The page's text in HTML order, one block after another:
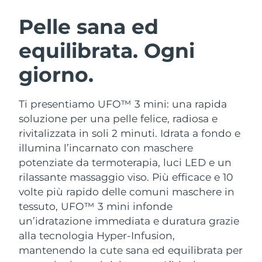
Pelle sana ed
equilibrata. Ogni
giorno.
Ti presentiamo UFO™ 3 mini: una rapida
soluzione per una pelle felice, radiosa e
rivitalizzata in soli 2 minuti. Idrata a fondo e
illumina l’incarnato con maschere
potenziate da termoterapia, luci LED e un
rilassante massaggio viso. Più efficace e 10
volte più rapido delle comuni maschere in
tessuto, UFO™ 3 mini infonde
un’idratazione immediata e duratura grazie
alla tecnologia Hyper-Infusion,
mantenendo la cute sana ed equilibrata per
Detersione viso
Anti-aging massage
LUNA™ 4 Plus
Massage, LED heating
LUNA™ 4 Men
For men, anti-aging massage
Microcurrent toning
BEAR™ 2 go
Microcurrent toning on-the-go
BEAR™ 2 eyes & lips
Microcurrent line smoothing device
Idratazione
UFO™ 3 pacchetto
Deep facial hydration
UFO™ 3 LED
Near-infrared and red light therapy
device
Igiene orale
issa™ 4
Hybrid silicone sonic toothbrush
issa™ 4 plus
Smart hybrid silicone sonic toothbrush
TRATTAMENTI ANTI-AGE FAQ™
Anti-age Trattamenti LED
NEW
Austria Consegna stimata
Bahrein Consegna stimata
Belgio
Bermuda Consegna stimata8/15/26
Bosnia ed
Erzegovina
Consegna stimata8/12/26
Brunei Consegna stimata 8/14/26
Bulgaria Consegna stimata8/9/26
Canada Consegna stimata8/13/26
Cile Consegna stimata8/13/26